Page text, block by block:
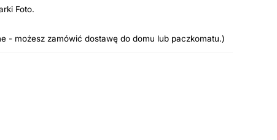
Foto.
- możesz zamówić dostawę do domu lub paczkomatu.)